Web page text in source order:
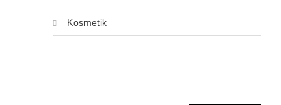
Kosmetik